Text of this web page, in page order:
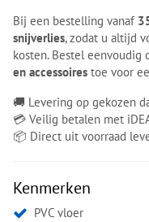
Bij een bestelling vanaf
snijverlies, zodat u altijd
kosten. Bestel
en accessoires toe voor
🚚 Levering op gekozen
💳 Veilig betalen met
📦 Direct uit voorraad
Kenmerken
PVC vloer